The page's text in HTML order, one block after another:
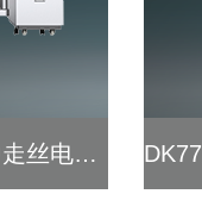
DK77系列精密数控中走丝电火花线切割机床